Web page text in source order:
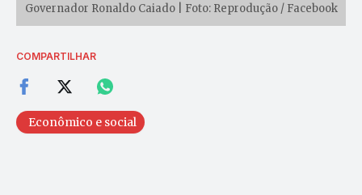
Governador Ronaldo Caiado | Foto: Reprodução / Facebook
COMPARTILHAR
Econômico e social